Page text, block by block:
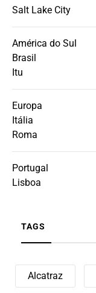
Salt Lake City
América do Sul
Brasil
Itu
Europa
Itália
Roma
Portugal
Lisboa
TAGS
Alcatraz